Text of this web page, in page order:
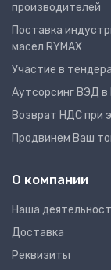
производителей
Поставка
масел RYMAX
Участие в
Аутсорсинг ВЭД
Возврат НДС при
Продвинем Ваш
О компании
Наша
Доставка
Реквизиты